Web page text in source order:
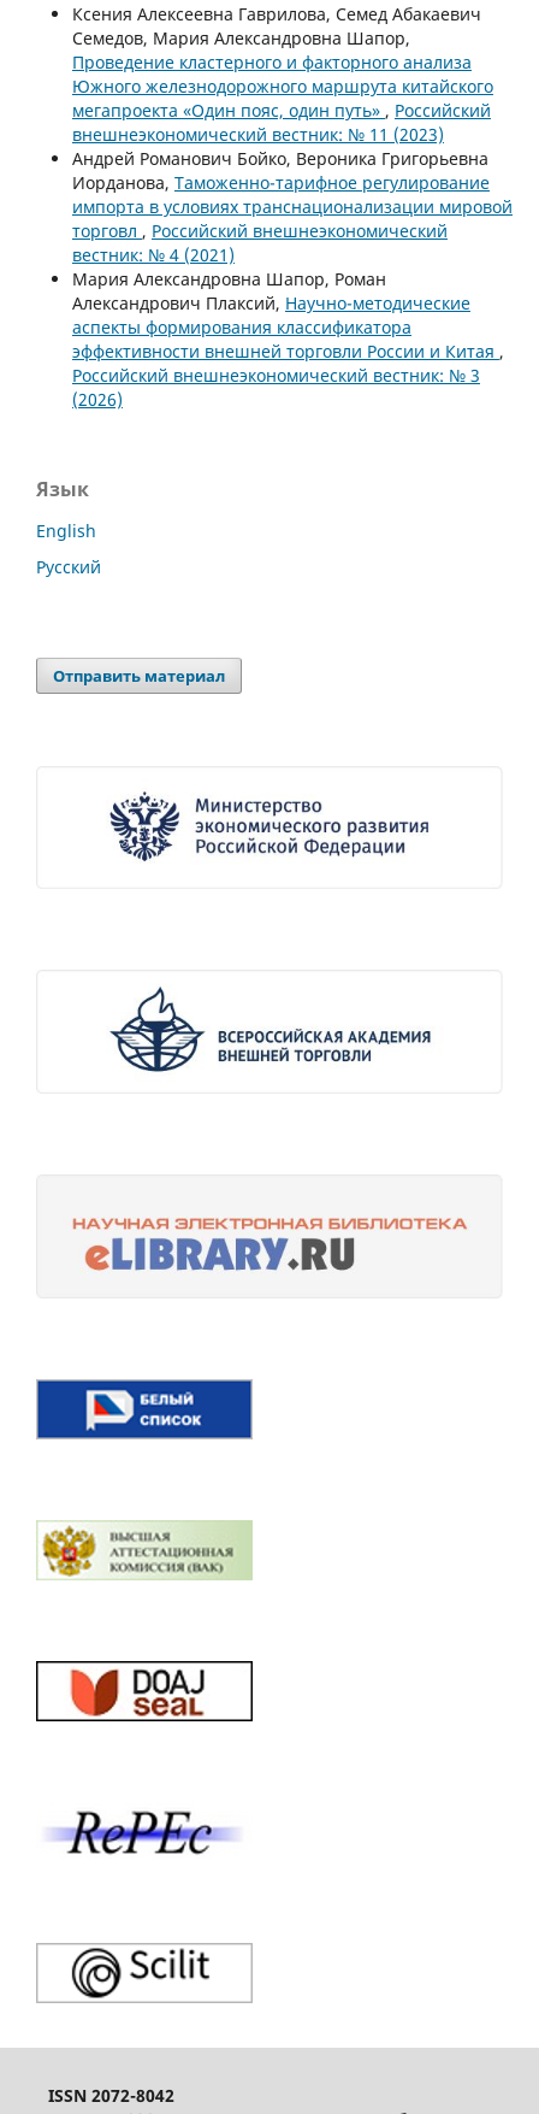
Ксения Алексеевна Гаврилова, Сeмед Абакаевич
Семедов, Мария Александровна Шапор,
Проведение кластерного и факторного анализа
Южного железнодорожного маршрута китайского
мегапроекта «Один пояс, один путь» , Российский
внешнеэкономический вестник: № 11 (2023)
Андрей Романович Бойко, Вероника Григорьевна
Иорданова, Таможенно-тарифное регулирование
импорта в условиях транснационализации мировой
торговл , Российский внешнеэкономический
вестник: № 4 (2021)
Мария Александровна Шапор, Роман
Александрович Плаксий, Научно-методические
аспекты формирования классификатора
эффективности внешней торговли России и Китая ,
Российский внешнеэкономический вестник: № 3
(2026)
Язык
English
Русский
Отправить материал
ISSN 2072-8042